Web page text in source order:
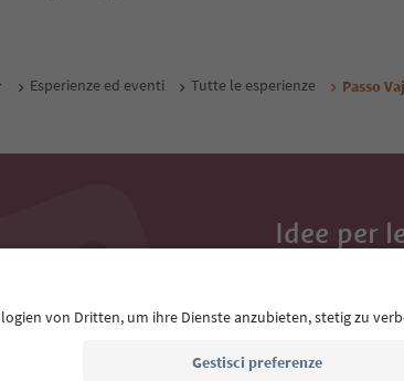
Esperienze ed eventi Tutte le esperienze Passo
Idee per
eventi